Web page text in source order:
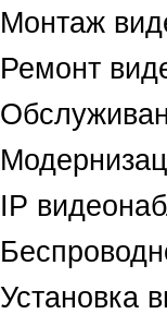
Монтаж
Ремонт
IP
Установка